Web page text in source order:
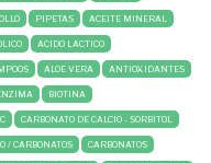
PIPETAS ACEITE MINERAL
ACIDO LACTICO
ALOE VERA ANTIOXIDANTES
BIOTINA
CARBONATO DE CALCIO - SORBITOL
/ CARBONATOS CARBONATOS